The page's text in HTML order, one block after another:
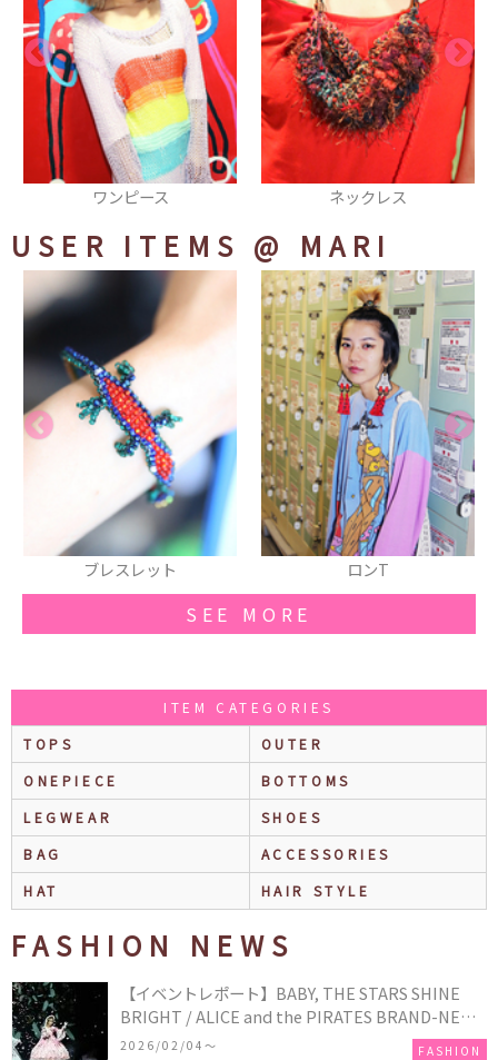
USER ITEMS @ MARI
ブレスレット
SEE MORE
ITEM CATEGORIES
TOPS
OUTER
ONEPIECE
BOTTOMS
LEGWEAR
SHOES
BAG
ACCESSORIES
HAT
HAIR STYLE
FASHION NEWS
【イベントレポート】BABY, THE STARS SHINE
BRIGHT / ALICE and the PIRATES BRAND-NEW
COLLECTION in TOKYO
2026/02/04〜 FASHION